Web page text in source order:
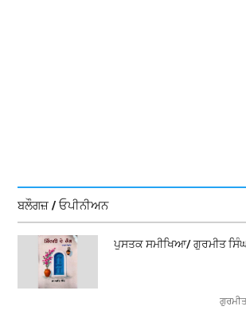
ਬਲੌਗਜ਼ / ਓਪੀਨੀਅਨ
ਪੁਸਤਕ ਸਮੀਖਿਆ/ ਗੁਰਮੀਤ ਸਿੰਘ